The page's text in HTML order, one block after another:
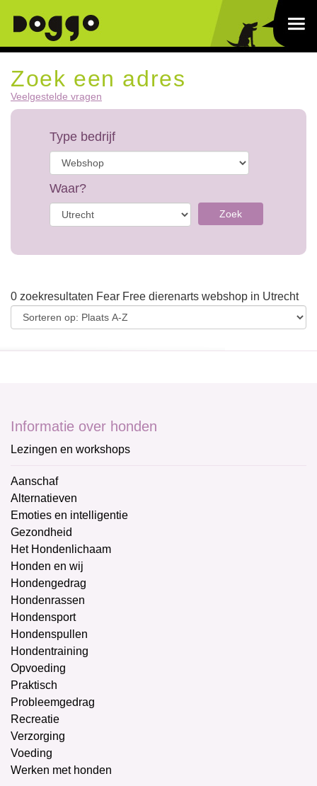
Zoek een adres
Veelgestelde vragen
Type bedrijf
Waar?
Zoek
0 zoekresultaten Fear Free dierenarts webshop in Utrecht
Informatie over honden
Lezingen en workshops
Aanschaf
Alternatieven
Emoties en intelligentie
Gezondheid
Het Hondenlichaam
Honden en wij
Hondengedrag
Hondenrassen
Hondensport
Hondenspullen
Hondentraining
Opvoeding
Praktisch
Probleemgedrag
Recreatie
Verzorging
Voeding
Werken met honden